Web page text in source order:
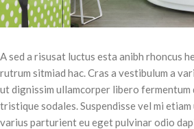
A sed a risusat luctus esta anibh rhoncus
rutrum sitmiad hac. Cras a vestibulum a
ut dignissim ullamcorper libero
tristique sodales. Suspendisse vel mi
varius parturient eu eget pulvinar odio